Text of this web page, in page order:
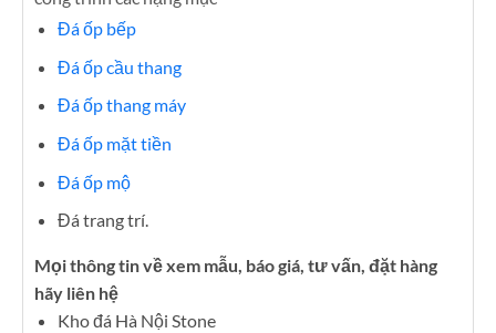
Đá ốp bếp
Đá ốp cầu thang
Đá ốp thang máy
Đá ốp mặt tiền
Đá ốp mộ
Đá trang trí.
Mọi thông tin về xem mẫu, báo giá, tư vấn, đặt hàng
hãy liên hệ
Kho đá Hà Nội Stone